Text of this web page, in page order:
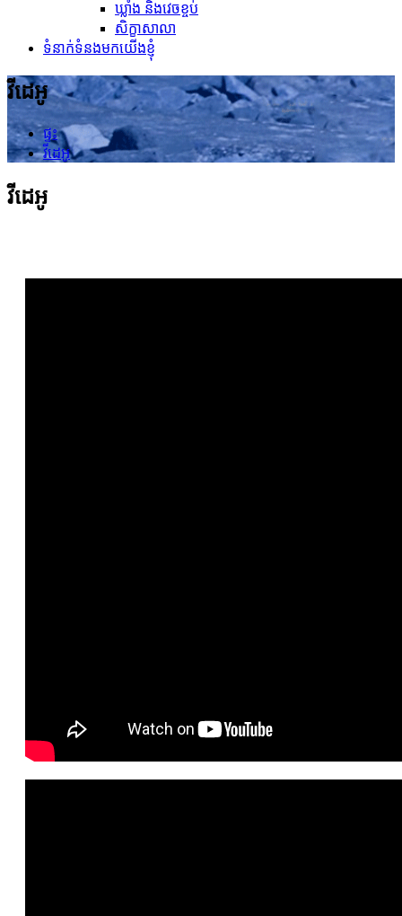
ឃ្លាំង និងវេចខ្ចប់
សិក្ខាសាលា
ទំនាក់ទំនងមកយើងខ្ញុំ
វីដេអូ
ផ្ទះ
វីដេអូ
វីដេអូ